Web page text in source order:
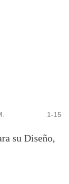
1-15
su Diseño,